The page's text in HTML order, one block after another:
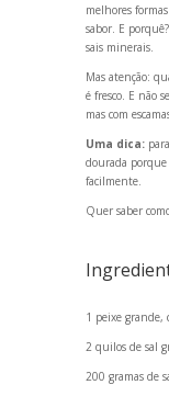
melhores
sabor. E
sais minerais.
Mas atenção: qu
é fresco. E não
mas com
Uma dica:
dourada porque
facilmente.
Quer saber
1 peixe grande,
2 quilos de sal
200 gramas de